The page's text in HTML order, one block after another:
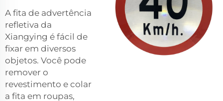
A fita de advertência
refletiva da
Xiangying é fácil de
fixar em diversos
objetos. Você pode
remover o
revestimento e colar
a fita em roupas,